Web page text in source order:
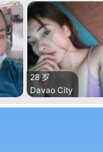
28 岁
Davao City